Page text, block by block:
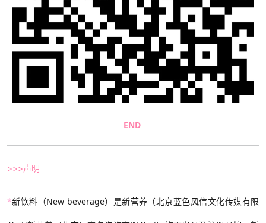
END
>>>声明
*新饮料（New beverage）是新营养（北京蓝色风信文化传媒有限